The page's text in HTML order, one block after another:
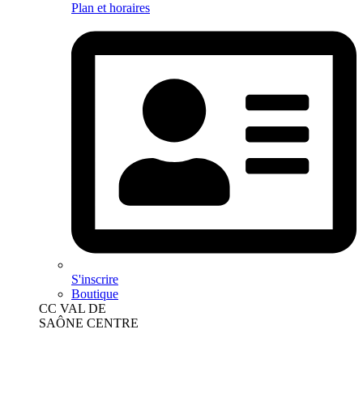
Plan et horaires
S'inscrire
Boutique
CC VAL DE
SAÔNE CENTRE